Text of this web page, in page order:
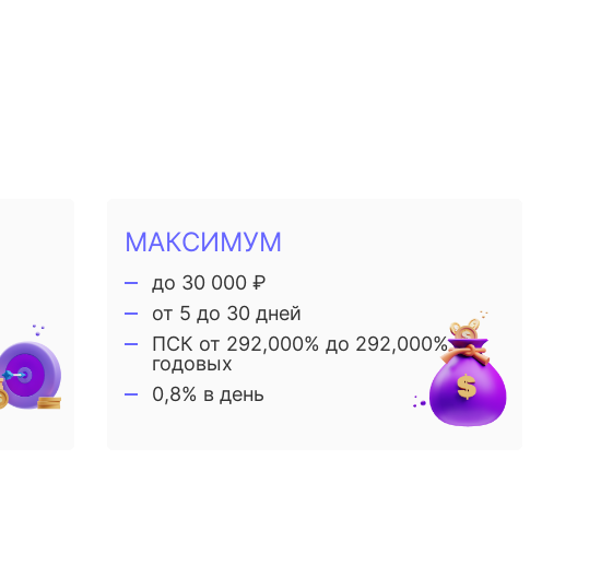
МАКСИМУМ
до 30 000 ₽
от 5 до 30 дней
ПСК от 292,000% до 292,000%
годовых
0,8% в день